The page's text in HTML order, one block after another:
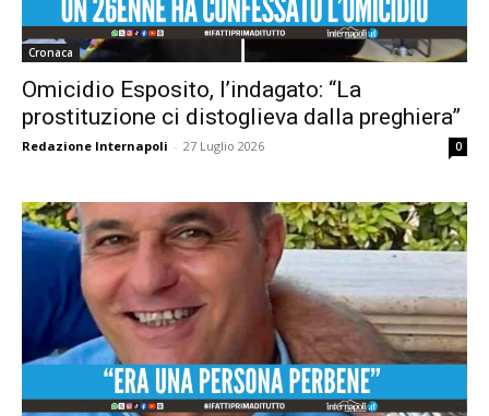
Cronaca
Omicidio Esposito, l’indagato: “La
prostituzione ci distoglieva dalla preghiera”
Redazione Internapoli - 27 Luglio 2026 0